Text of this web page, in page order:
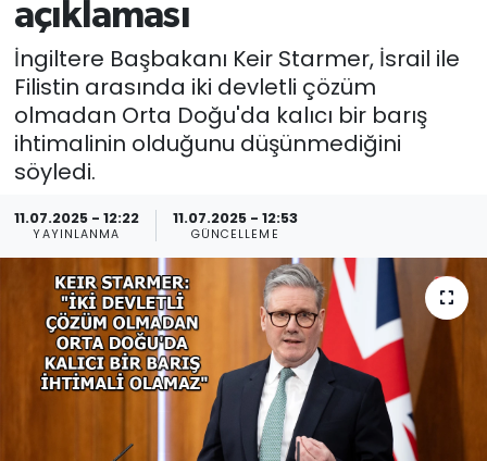
açıklaması
İngiltere Başbakanı Keir Starmer, İsrail ile
Filistin arasında iki devletli çözüm
olmadan Orta Doğu'da kalıcı bir barış
ihtimalinin olduğunu düşünmediğini
söyledi.
11.07.2025 - 12:22
YAYINLANMA
11.07.2025 - 12:53
GÜNCELLEME
MAGAZİN
Haber Arşivi